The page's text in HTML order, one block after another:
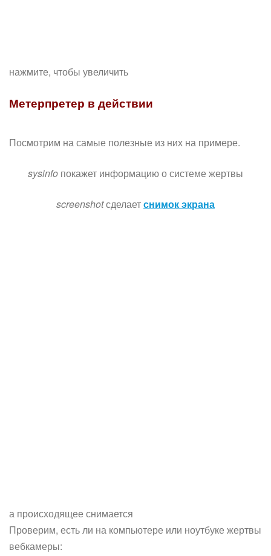
нажмите, чтобы увеличить
Метерпретер в действии
Посмотрим на самые полезные из них на примере.
sysinfo покажет информацию о системе жертвы
screenshotсделаетснимок экрана
а происходящее снимается
Проверим, есть ли на компьютере или ноутбуке жертвы
вебкамеры: